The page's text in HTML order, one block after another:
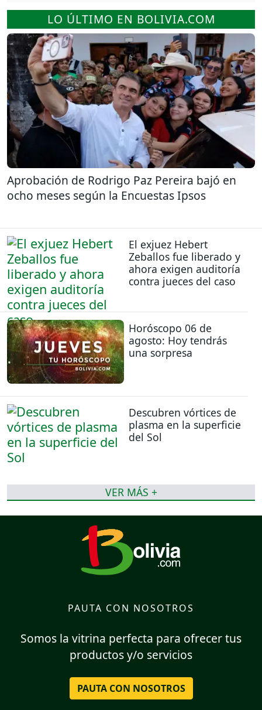
LO ÚLTIMO EN BOLIVIA.COM
Aprobación de Rodrigo Paz Pereira bajó en
ocho meses según la Encuestas Ipsos
El exjuez Hebert
Zeballos fue liberado y
ahora exigen auditoría
contra jueces del caso
Horóscopo 06 de
agosto: Hoy tendrás
una sorpresa
Descubren vórtices de
plasma en la superficie
del Sol
VER MÁS +
PAUTA CON NOSOTROS
Somos la vitrina perfecta para ofrecer tus
productos y/o servicios
PAUTA CON NOSOTROS